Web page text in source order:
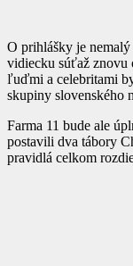
O prihlášky je
vidiecku súťaž znovu
ľuďmi a celebritami
skupiny slovenského
Farma 11 bude ale
postavili dva tábory
pravidlá celkom